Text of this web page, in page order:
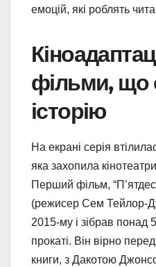
емоцій, які роблять
фільми, що
історію
На екрані серія
яка захопила
Перший фільм,
(режисер Сем Тейлор-
2015-му і зібрав понад
прокаті. Він вірно
книги, з Дакотою